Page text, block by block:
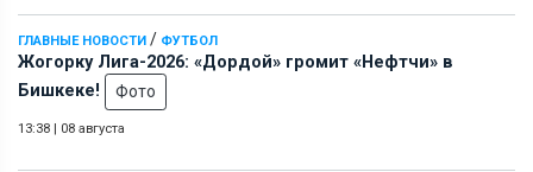
ГЛАВНЫЕ НОВОСТИ / ФУТБОЛ
Жогорку Лига-2026: «Дордой» громит «Нефтчи» в
Бишкеке!
Фото
13:38 | 08 августа